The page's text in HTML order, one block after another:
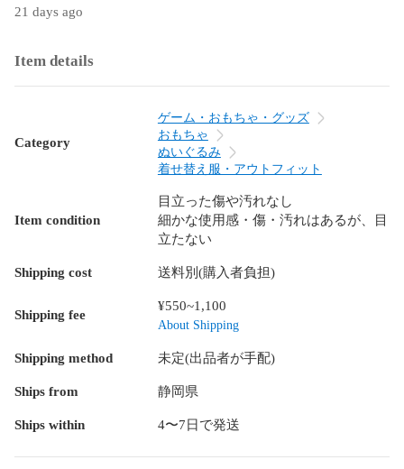
21 days ago
Item details
Category
ゲーム・おもちゃ・グッズ
おもちゃ
ぬいぐるみ
着せ替え服・アウトフィット
Item condition
目立った傷や汚れなし
細かな使用感・傷・汚れはあるが、目
立たない
Shipping cost 送料別(購入者負担)
Shipping fee
¥550~1,100
About Shipping
Shipping method 未定(出品者が手配)
Ships from 静岡県
Ships within 4〜7日で発送